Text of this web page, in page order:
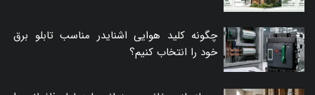
چگونه کلید هوایی اشنایدر مناسب تابلو برق
خود را انتخاب کنیم؟